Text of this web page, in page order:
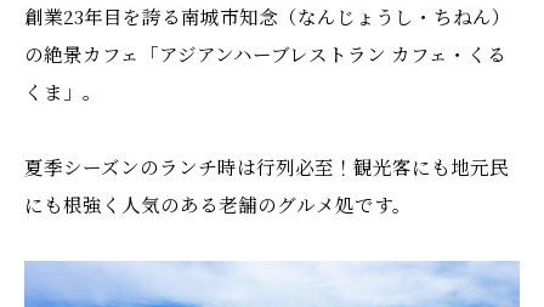
創業23年目を誇る南城市知念（なんじょうし・ちねん）
の絶景カフェ「アジアンハーブレストラン カフェ・くる
くま」。
夏季シーズンのランチ時は行列必至！観光客にも地元民
にも根強く人気のある老舗のグルメ処です。